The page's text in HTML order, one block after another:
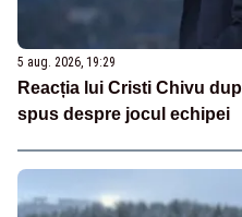
5 aug. 2026, 19:29
Reacția lui Cristi Chivu
spus despre jocul echipei